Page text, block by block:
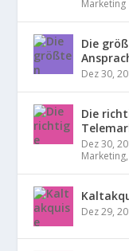
Marketing
Die
Dez 30,
Die
Dez 30,
Marketing,
Dez 29,